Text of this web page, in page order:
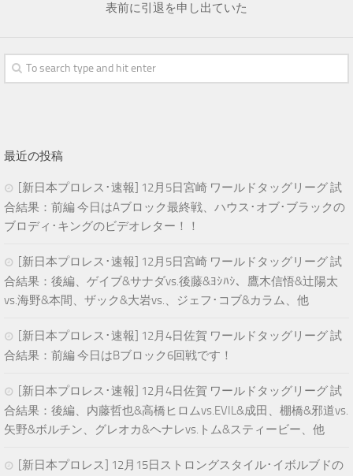
表前に引退を申し出ていた
最近の投稿
[新日本プロレス･速報] 12月5日宮崎 ワールドタッグリーグ 試
合結果：前編 今日はAブロック最終戦、ハウス･オブ･ブラックの
ブロディ･キングのビデオレター！！
[新日本プロレス･速報] 12月5日宮崎 ワールドタッグリーグ 試
合結果：後編、ゲイブ&サナダvs.後藤&ﾖｼﾊｼ、鷹木信悟&辻陽太
vs.海野&本間、ザック&大岩vs.、ジェフ･コブ&カラム、他
[新日本プロレス･速報] 12月4日佐賀 ワールドタッグリーグ 試
合結果：前編 今日はBブロック6回戦です！
[新日本プロレス･速報] 12月4日佐賀 ワールドタッグリーグ 試
合結果：後編、内藤哲也&高橋ヒロムvs.EVIL&成田、棚橋&邪道vs.
矢野&ボルチン、グレオカ&ヘナレvs.トム&スティービー、他
[新日本プロレス] 12月15日ストロングスタイル･イボルブドの